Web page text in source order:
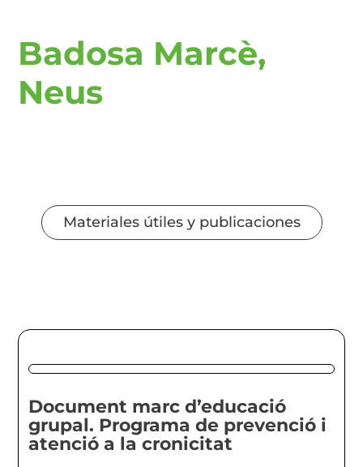
Badosa Marcè,
Neus
Materiales útiles y publicaciones
Document marc d’educació
grupal. Programa de prevenció i
atenció a la cronicitat